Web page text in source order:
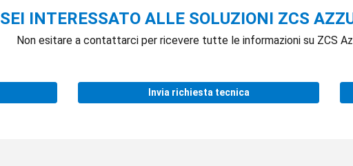
SEI INTERESSATO ALLE SOLUZIONI ZCS
Non esitare a contattarci per ricevere tutte le informazioni su ZCS
Invia richiesta tecnica